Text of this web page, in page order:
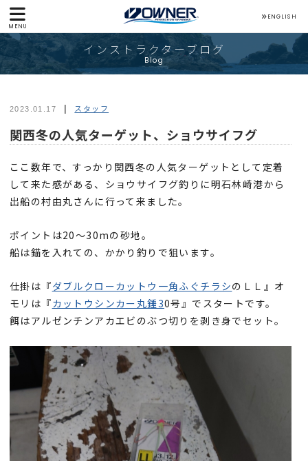
MENU
ENGLISH
インストラクターブログ
Blog
2023.01.17 スタッフ
関西冬の人気ターゲット、ショウサイフグ
ここ数年で、すっかり関西冬の人気ターゲットとして定着
して来た感がある、ショウサイフグ釣りに明石林崎港から
出船の村由丸さんに行って来ました。
ポイントは20〜30mの砂地。
船は錨を入れての、かかり釣りで狙います。
仕掛は『ダブルクローカットウ一角ふぐチラシのＬＬ』オ
モリは『カットウシンカー丸錘30号』でスタートです。
餌はアルゼンチンアカエビのぶつ切りを剥き身でセット。